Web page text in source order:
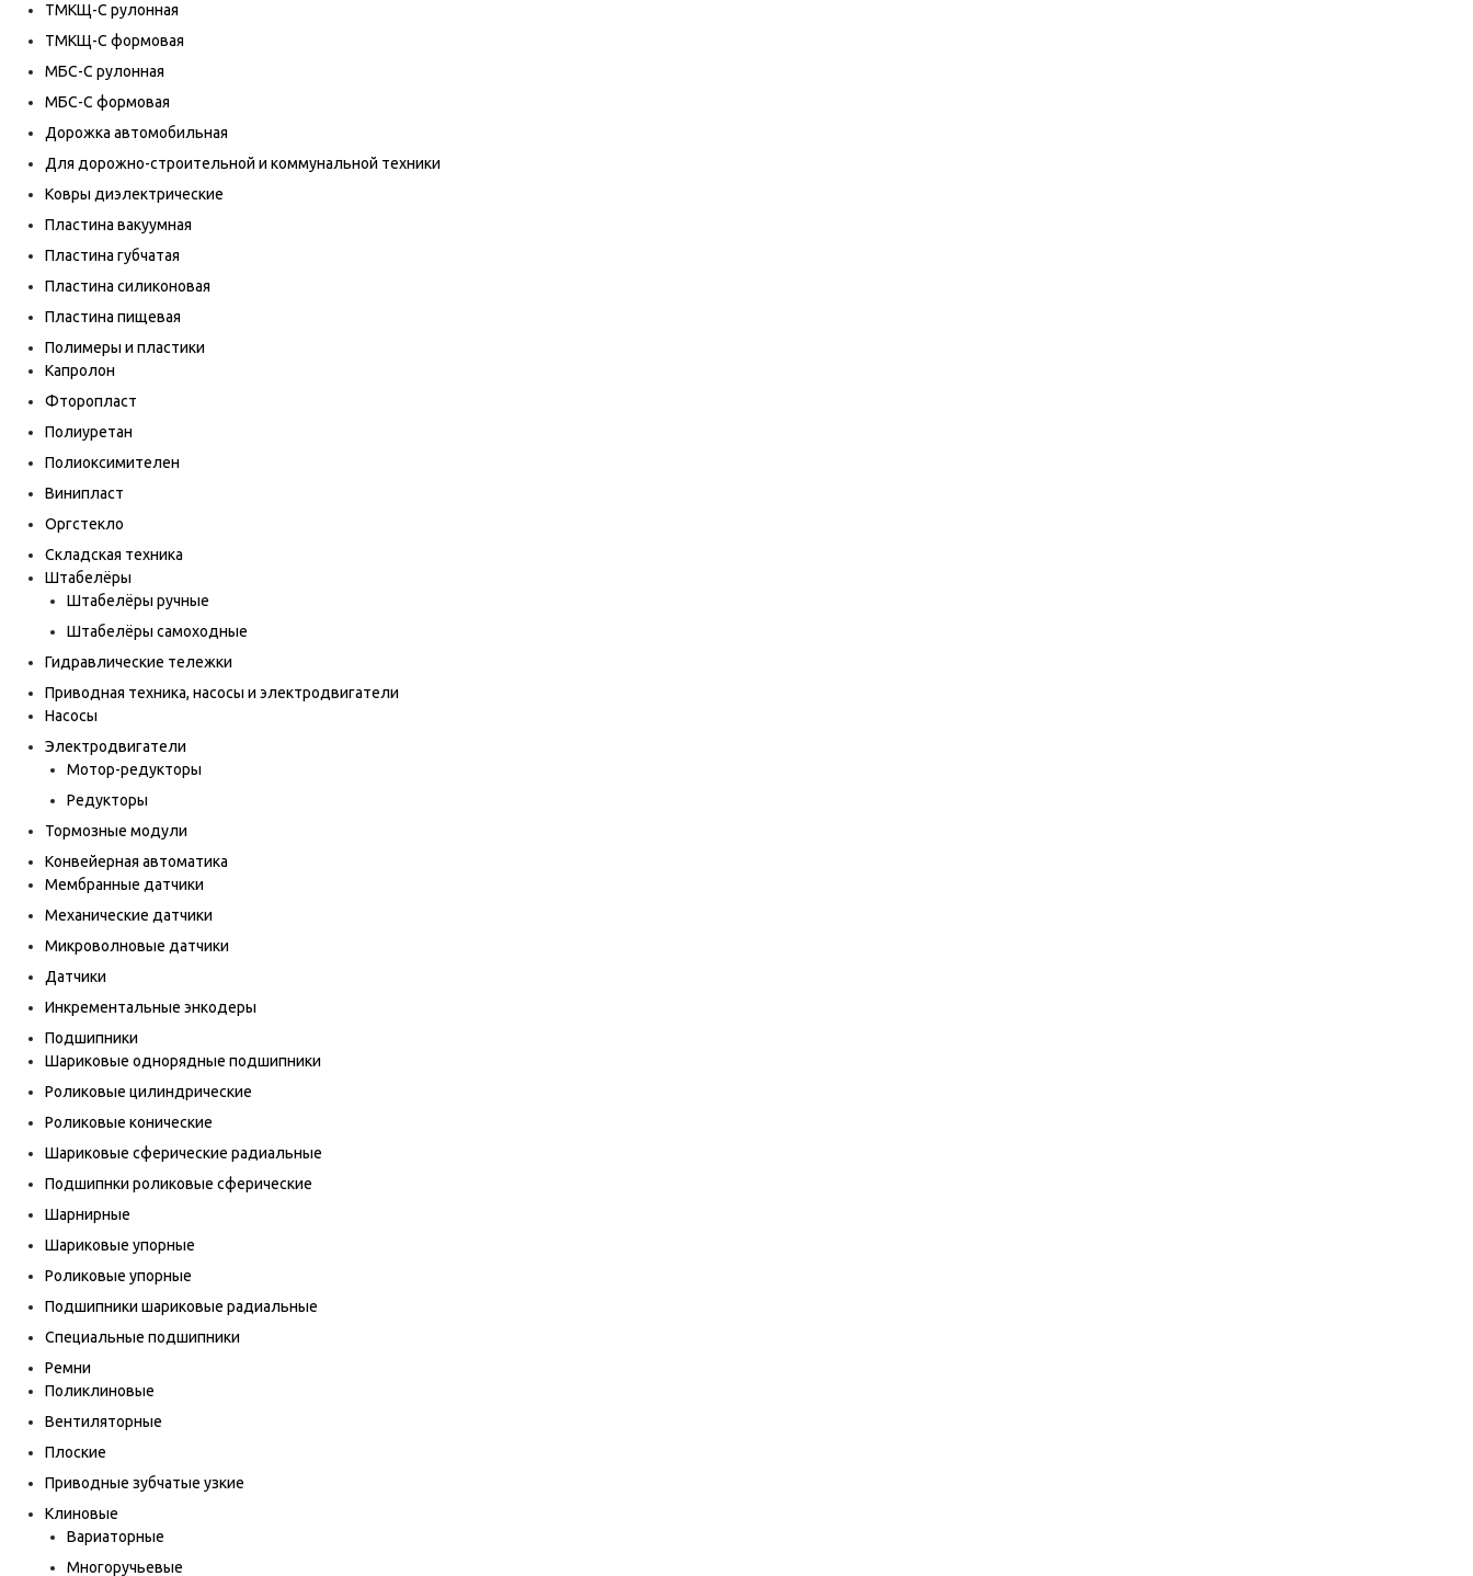
ТМКЩ-С рулонная
ТМКЩ-С формовая
МБС-С рулонная
МБС-С формовая
Дорожка автомобильная
Для дорожно-строительной и коммунальной техники
Ковры диэлектрические
Пластина вакуумная
Пластина губчатая
Пластина силиконовая
Пластина пищевая
Полимеры и пластики
Капролон
Фторопласт
Полиуретан
Полиоксимителен
Винипласт
Оргстекло
Складская техника
Штабелёры
Штабелёры ручные
Штабелёры самоходные
Гидравлические тележки
Приводная техника, насосы и электродвигатели
Насосы
Электродвигатели
Мотор-редукторы
Редукторы
Тормозные модули
Конвейерная автоматика
Мембранные датчики
Механические датчики
Микроволновые датчики
Датчики
Инкрементальные энкодеры
Подшипники
Шариковые однорядные подшипники
Роликовые цилиндрические
Роликовые конические
Шариковые сферические радиальные
Подшипнки роликовые сферические
Шарнирные
Шариковые упорные
Роликовые упорные
Подшипники шариковые радиальные
Специальные подшипники
Ремни
Поликлиновые
Вентиляторные
Плоские
Приводные зубчатые узкие
Клиновые
Вариаторные
Многоручьевые